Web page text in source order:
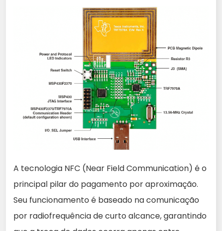
A tecnologia NFC (Near Field Communication) é o
principal pilar do pagamento por aproximação.
Seu funcionamento é baseado na comunicação
por radiofrequência de curto alcance, garantindo